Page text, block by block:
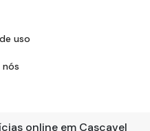
uso
nós
online em Cascavel